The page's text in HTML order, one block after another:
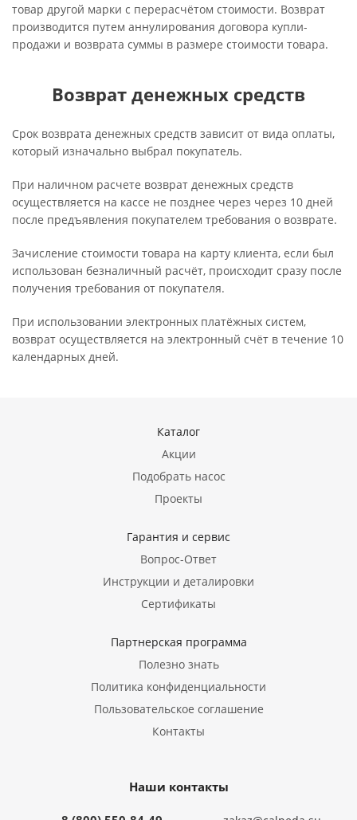
товар другой марки с перерасчётом стоимости. Возврат
производится путем аннулирования договора купли-
продажи и возврата суммы в размере стоимости товара.
Возврат денежных средств
Срок возврата денежных средств зависит от вида оплаты,
который изначально выбрал покупатель.
При наличном расчете возврат денежных средств
осуществляется на кассе не позднее через через 10 дней
после предъявления покупателем требования о возврате.
Зачисление стоимости товара на карту клиента, если был
использован безналичный расчёт, происходит сразу после
получения требования от покупателя.
При использовании электронных платёжных систем,
возврат осуществляется на электронный счёт в течение 10
календарных дней.
Каталог
Акции
Подобрать насос
Проекты
Гарантия и сервис
Вопрос-Ответ
Инструкции и деталировки
Сертификаты
Партнерская программа
Полезно знать
Политика конфиденциальности
Пользовательское соглашение
Контакты
Наши контакты